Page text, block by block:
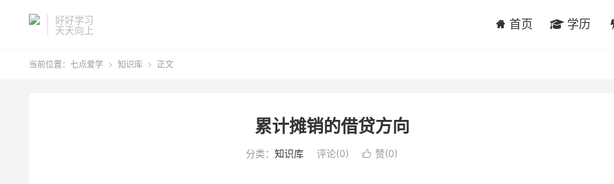
好好学习
天天向上
首页 学历
当前位置： 七点爱学  知识库  正文
累计摊销的借贷方向
分类： 知识库 评论(0)  赞(0)